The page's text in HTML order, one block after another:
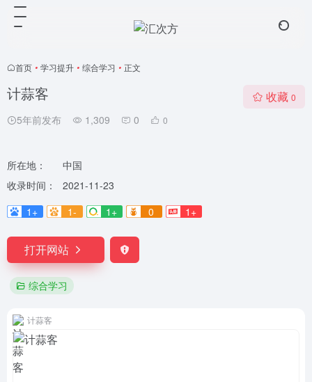
首页 • 学习提升 • 综合学习 • 正文
计蒜客
5年前发布 1,309 0 0
收藏 0
所在地：
中国
收录时间：
2021-11-23
1+
1- 1+ 0 1+
打开网站
综合学习
计蒜客